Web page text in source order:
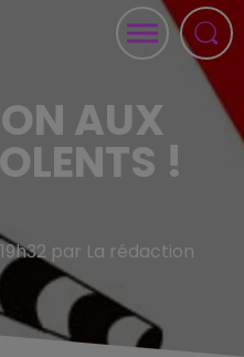
AUX
!
par La rédaction